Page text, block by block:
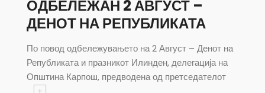
ОДБЕЛЕЖАН 2 АВГУСТ –
ДЕНОТ НА РЕПУБЛИКАТА
По повод одбележувањето на 2 Август – Денот на
Републиката и празникот Илинден, делегација на
Општина Карпош, предводена од претседателот